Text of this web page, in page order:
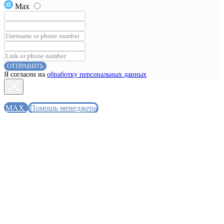
Max
ОТПРАВИТЬ
Я согласен на обработку персональных данных
MAX Помощь менеджера